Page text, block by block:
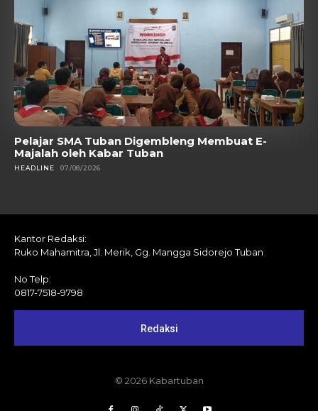
Pelajar SMA Tuban Digembleng Membuat E-
Majalah oleh Kabar Tuban
HEADLINE 07/08/2026
Kantor Redaksi:
Ruko Mahamitra, Jl. Merik, Gg. Mangga Sidorejo Tuban
No Telp:
0817-7518-9798
Redaksi
© 2026 Kabartuban